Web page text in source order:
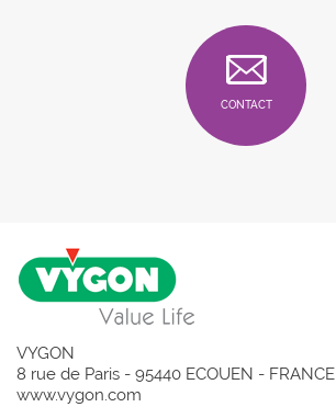
CONTACT
VYGON
8 rue de Paris - 95440 ECOUEN - FRANCE
www.vygon.com